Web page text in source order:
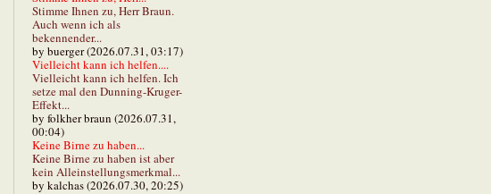
Stimme Ihnen zu, Herr Braun.
Auch wenn ich als
bekennender...
by buerger (2026.07.31, 03:17)
Vielleicht kann ich helfen....
Vielleicht kann ich helfen. Ich
setze mal den Dunning-Kruger-
Effekt...
by folkher braun (2026.07.31,
00:04)
Keine Birne zu haben...
Keine Birne zu haben ist aber
kein Alleinstellungsmerkmal...
by kalchas (2026.07.30, 20:25)